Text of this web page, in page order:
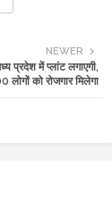
NEWER
प्रदेश में प्लांट लगाएगी,
लोगों को रोजगार मिलेगा